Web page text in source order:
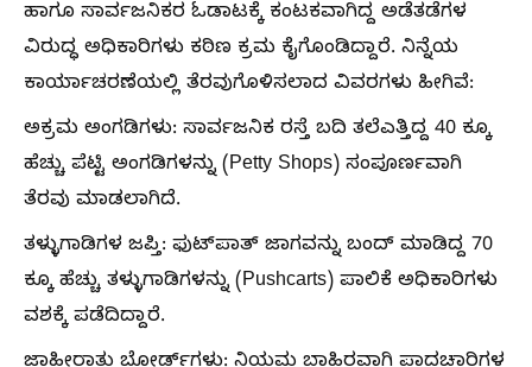
ಹಾಗೂ ಸಾರ್ವಜನಿಕರ ಓಡಾಟಕ್ಕೆ ಕಂಟಕವಾಗಿದ್ದ ಅಡೆತಡೆಗಳ
ವಿರುದ್ಧ ಅಧಿಕಾರಿಗಳು ಕಠಿಣ ಕ್ರಮ ಕೈಗೊಂಡಿದ್ದಾರೆ. ನಿನ್ನೆಯ
ಕಾರ್ಯಾಚರಣೆಯಲ್ಲಿ ತೆರವುಗೊಳಿಸಲಾದ ವಿವರಗಳು ಹೀಗಿವೆ:
ಅಕ್ರಮ ಅಂಗಡಿಗಳು: ಸಾರ್ವಜನಿಕ ರಸ್ತೆ ಬದಿ ತಲೆಎತ್ತಿದ್ದ 40 ಕ್ಕೂ
ಹೆಚ್ಚು ಪೆಟ್ಟಿ ಅಂಗಡಿಗಳನ್ನು (Petty Shops) ಸಂಪೂರ್ಣವಾಗಿ
ತೆರವು ಮಾಡಲಾಗಿದೆ.
ತಳ್ಳುಗಾಡಿಗಳ ಜಪ್ತಿ: ಫುಟ್‌ಪಾತ್ ಜಾಗವನ್ನು ಬಂದ್ ಮಾಡಿದ್ದ 70
ಕ್ಕೂ ಹೆಚ್ಚು ತಳ್ಳುಗಾಡಿಗಳನ್ನು (Pushcarts) ಪಾಲಿಕೆ ಅಧಿಕಾರಿಗಳು
ವಶಕ್ಕೆ ಪಡೆದಿದ್ದಾರೆ.